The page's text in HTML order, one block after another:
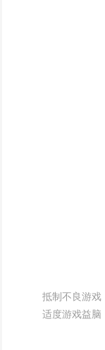
抵制不良游戏
适度游戏益脑